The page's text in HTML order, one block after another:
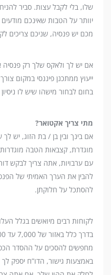
שלו, בלי לקבל עצות. סביר
יוותר על הטבות שאינכם
מכם יש פנסיה, שניכם צריכים
אם יש לך ולאקס שלך רק פנסיה
ייעוץ ממתכנן פיננסי במקום
בחום לבחור מישהו שיש לו
מתי צריך אקטואר?
אם בינך ובין בן / בת הזוג, יש
מוגדרת, קצבאות הטבה
עם ערבויות, אתה צריך לבקש
להבין את הערך האמיתי של
להסתכל על חלוקתן.
לקוחות רבים מיואשים בגלל
מחפשים להסכים על ההסדר
באמצעות גישור, הדו”ח יספק לך